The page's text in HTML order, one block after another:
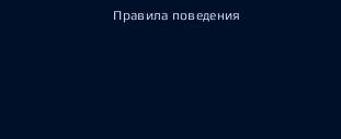
Правила поведения